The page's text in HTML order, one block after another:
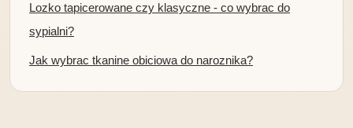
Lozko tapicerowane czy klasyczne - co wybrac do
sypialni?
Jak wybrac tkanine obiciowa do naroznika?